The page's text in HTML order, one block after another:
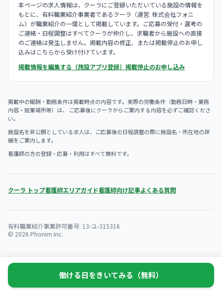
本ページの求人情報は、クーラにご登録いただいている施設の情報を
もとに、有料職業紹介事業者であるクーラ（運営: 株式会社フォニ
ム）が職業紹介の一環として掲載しています。ご応募の受付・選考の
ご連絡・日程調整はすべてクーラが仲介し、求職者から施設への直接
のご連絡は発生しません。掲載内容の修正、または掲載停止のお申し
込みはこちらから受け付けています。
掲載情報を編集する（施設アプリ登録） 掲載停止のお申し込み
掲載中の報酬・勤務条件は掲載時点の内容です。実際の労働条件（勤務日時・業務
内容・就業場所等）は、 ご応募後にクーラからご案内する内容を必ずご確認くださ
い。
施設名を非公開としている求人は、ご応募後の日程調整の際に施設名・所在地の詳
細をご案内します。
看護師の方の登録・応募・利用はすべて無料です。
クーラ トップ看護師エリアガイド看護師向け記事よくある質問
有料職業紹介事業許可番号: 13-ユ-315316
© 2026 Phonim Inc.
働ける日をきいてみる（無料）